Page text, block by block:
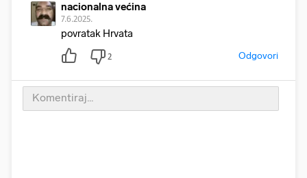
nacionalna većina
7.6.2025.
povratak Hrvata
2 Odgovori